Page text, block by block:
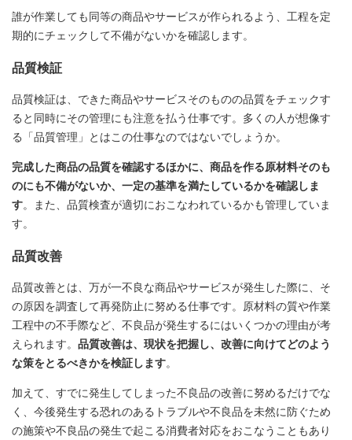
誰が作業しても同等の商品やサービスが作られるよう、工程を定
期的にチェックして不備がないかを確認します。
品質検証
品質検証は、できた商品やサービスそのものの品質をチェックす
ると同時にその管理にも注意を払う仕事です。多くの人が想像す
る「品質管理」とはこの仕事なのではないでしょうか。
完成した商品の品質を確認するほかに、商品を作る原材料そのも
のにも不備がないか、一定の基準を満たしているかを確認しま
す。また、品質検査が適切におこなわれているかも管理していま
す。
品質改善
品質改善とは、万が一不良な商品やサービスが発生した際に、そ
の原因を調査して再発防止に努める仕事です。原材料の質や作業
工程中の不手際など、不良品が発生するにはいくつかの理由が考
えられます。 品質改善は、現状を把握し、改善に向けてどのよう
な策をとるべきかを検証します。
加えて、すでに発生してしまった不良品の改善に努めるだけでな
く、今後発生する恐れのあるトラブルや不良品を未然に防ぐため
の施策や不良品の発生で起こる消費者対応をおこなうこともあり